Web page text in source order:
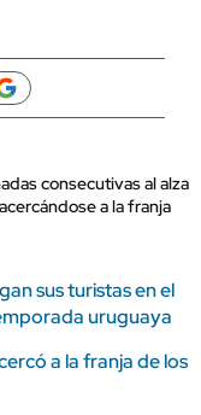
consecutivas al alza
a la franja
sus turistas en el
uruguaya
a la franja de los